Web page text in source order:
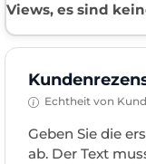
Views, es sind
Echtheit von
Geben Sie die
ab. Der Text